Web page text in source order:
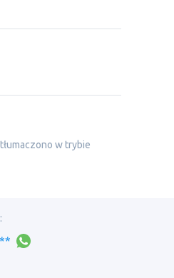
w trybie